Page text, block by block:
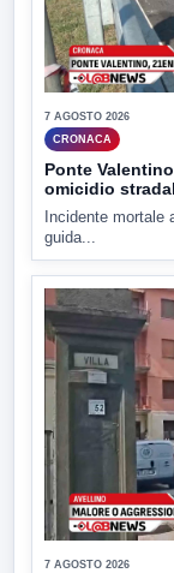
7 AGOSTO 2026
CRONACA
Ponte
omicidio
Incidente mortale
guida...
7 AGOSTO 2026